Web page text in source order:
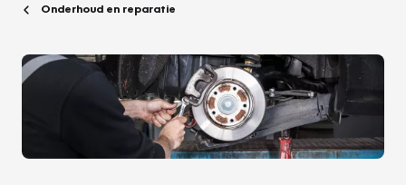
Onderhoud en reparatie